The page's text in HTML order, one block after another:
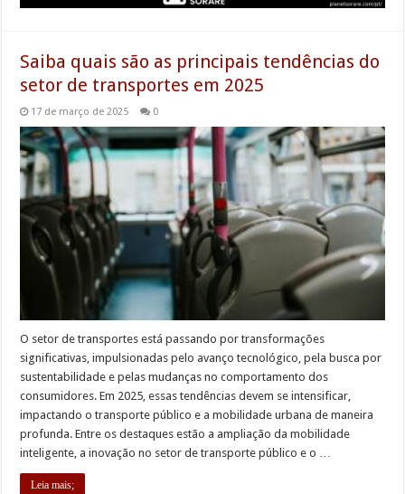
Saiba quais são as principais tendências do
setor de transportes em 2025
17 de março de 2025 0
O setor de transportes está passando por transformações
significativas, impulsionadas pelo avanço tecnológico, pela busca por
sustentabilidade e pelas mudanças no comportamento dos
consumidores. Em 2025, essas tendências devem se intensificar,
impactando o transporte público e a mobilidade urbana de maneira
profunda. Entre os destaques estão a ampliação da mobilidade
inteligente, a inovação no setor de transporte público e o …
Leia mais;